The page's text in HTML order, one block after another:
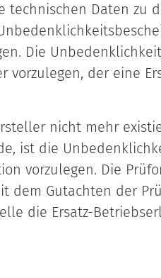
technischen Daten zu
Die
vorzulegen, der eine
nicht mehr
ist die
vorzulegen. Die
dem Gutachten der
die Ersatz-